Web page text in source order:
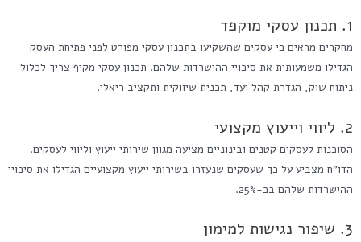
1. תכנון עסקי מוקפד
מחקרים מראים כי עסקים שהשקיעו בתכנון עסקי מפורט לפני פתיחת העסק
הגדילו משמעותית את סיכויי ההישרדות שלהם. תכנון עסקי מקיף צריך לכלול
ניתוח שוק, הגדרת קהל יעד, תכנית שיווקית ותקציב ריאלי.
2. ליווי וייעוץ מקצועי
הסוכנות לעסקים קטנים ובינוניים מציעה מגוון שירותי ייעוץ וליווי לעסקים.
הדו"ח מצביע על כך שעסקים שנעזרו בשירותי ייעוץ מקצועיים הגדילו את סיכויי
ההישרדות שלהם בכ-25%.
3. שיפור נגישות למימון